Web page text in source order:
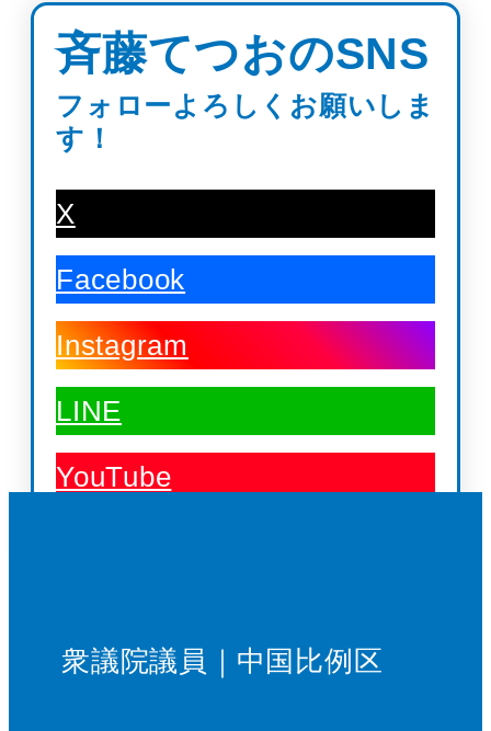
斉藤てつおのSNS
フォローよろしくお願いしま
す！
X
Facebook
Instagram
LINE
YouTube
衆議院議員｜中国比例区